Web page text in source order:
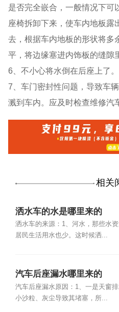
是否完全嵌合，一般情况下可
座椅拆卸下来，使车内地板露
去，根据车内地板的形状将多
平，将边缘塞进内饰板的缝隙
6、不小心将水倒在后座上了
7、车门密封性问题，导致车
溅到车内。应及时检查维修汽
相关
洒水车的水是哪里来的
洒水车的来源：1、河水，那些水资
居民生活用水也少。这时候洒...
汽车后座漏水哪里来的
汽车后座漏水原因：1、一是天窗
小沙粒、灰尘导致其堵塞，所...